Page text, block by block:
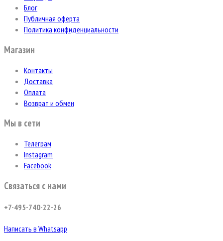
Блог
Публичная оферта
Политика конфиденциальности
Магазин
Контакты
Доставка
Оплата
Возврат и обмен
Мы в сети
Телеграм
Instagram
Facebook
Связаться с нами
+7-495-740-22-26
Написать в Whatsapp